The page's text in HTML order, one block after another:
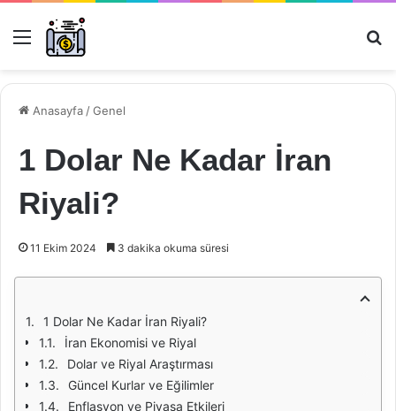
Menü
Anasayfa /Genel
1 Dolar Ne Kadar İran
Riyali?
11 Ekim 2024 3 dakika okuma süresi
1 Dolar Ne Kadar İran Riyali?
İran Ekonomisi ve Riyal
Dolar ve Riyal Araştırması
Güncel Kurlar ve Eğilimler
Enflasyon ve Piyasa Etkileri